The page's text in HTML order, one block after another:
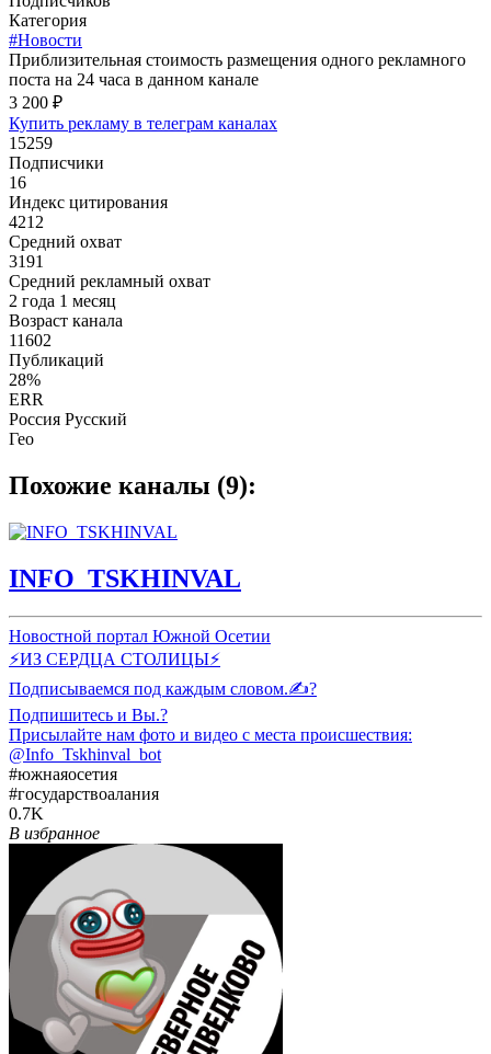
Категория
#Новости
Приблизительная стоимость размещения одного рекламного
поста на 24 часа в данном канале
3 200 ₽
Купить рекламу в телеграм каналах
15259
Подписчики
16
Индекс цитирования
4212
Средний охват
3191
Средний рекламный охват
2 года 1 месяц
Возраст канала
11602
Публикаций
28%
ERR
Россия Русский
Гео
Похожие каналы (9):
INFO_TSKHINVAL
Новостной портал Южной Осетии
⚡️ИЗ СЕРДЦА СТОЛИЦЫ⚡️
Подписываемся под каждым словом.✍?
Подпишитесь и Вы.?
Присылайте нам фото и видео с места происшествия:
@Info_Tskhinval_bot
#южнаяосетия
#государствоалания
0.7K
В избранное